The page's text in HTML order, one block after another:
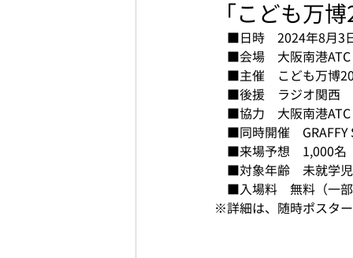
「こども万
■日時　2024年8月
■会場　大阪南港ATC
■主催　こども万博
■後援　ラジオ関西
■協力　大阪南港ATC
■同時開催　GRAFFY
■来場予想　1,000名
■対象年齢　未就学
■入場料　無料（一
※詳細は、随時ポスタ